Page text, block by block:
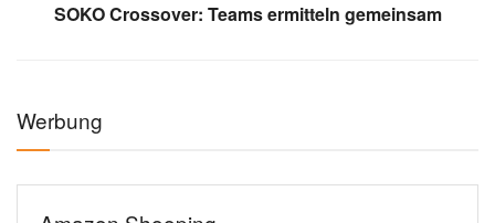
SOKO Crossover: Teams ermitteln gemeinsam
Werbung